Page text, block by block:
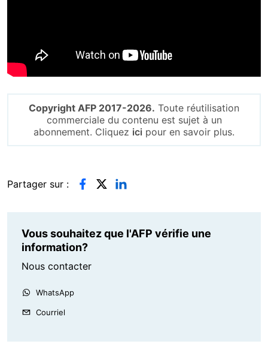
Copyright AFP 2017-2026. Toute réutilisation
commerciale du contenu est sujet à un
abonnement. Cliquez ici pour en savoir plus.
Partager sur :
Vous souhaitez que l'AFP vérifie une
information?
Nous contacter
WhatsApp
Courriel